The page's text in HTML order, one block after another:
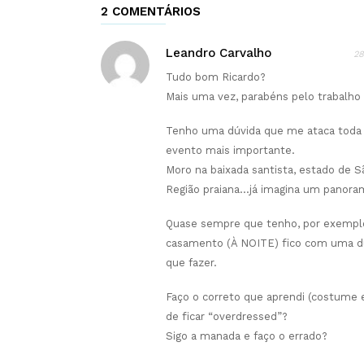
2 COMENTÁRIOS
Leandro Carvalho
Tudo bom Ricardo?
Mais uma vez, parabéns pelo trabalho
Tenho uma dúvida que me ataca
evento mais importante.
Moro na baixada santista, estado de
Região praiana…já imagina um
Quase sempre que tenho, por
casamento (À NOITE) fico com uma
que fazer.
Faço o correto que aprendi (costume
de ficar “overdressed”?
Sigo a manada e faço o errado?